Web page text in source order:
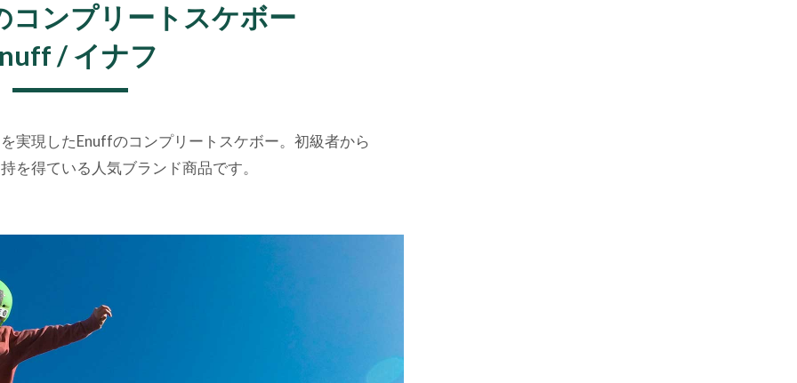
コンプリートスケボー
/ イナフ
実現したEnuffのコンプリートスケボー。初級者から
を得ている人気ブランド商品です。